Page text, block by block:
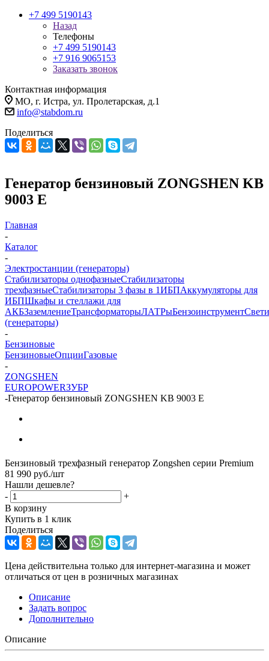
+7 499 5190143
Назад
Телефоны
+7 499 5190143
+7 916 9065153
Заказать звонок
Контактная информация
МО, г. Истра, ул. Пролетарская, д.1
info@stabdom.ru
Поделиться
Генератор бензиновый ZONGSHEN KB
9003 E
Главная
-
Каталог
-
Электростанции (генераторы)
Стабилизаторы однофазныеСтабилизаторы
трехфазныеСтабилизаторы 3 фазы в 1ИБПАккумуляторы для
ИБПШкафы и стеллажи для
АКБЗаземлениеТрансформаторыЛАТРыБензоинструмент
(генераторы)
-
Бензиновые
БензиновыеОпцииГазовые
-
ZONGSHEN
EUROPOWERЗУБР
-Генератор бензиновый ZONGSHEN KB 9003 E
Бензиновый трехфазный генератор Zongshen серии Premium
81 990 руб./шт
Нашли дешевле?
-
+
В корзину
Купить в 1 клик
Поделиться
Цена действительна только для интернет-магазина и может
отличаться от цен в розничных магазинах
Описание
Задать вопрос
Дополнительно
Описание